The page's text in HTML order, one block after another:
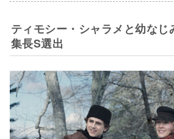
ティモシー・シャラメと幼なじ
集長S選出